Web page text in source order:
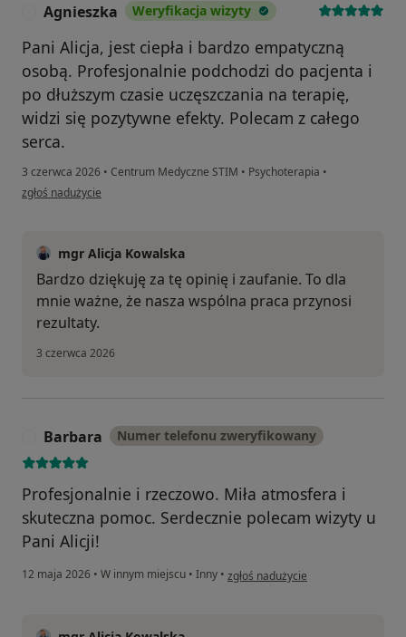
Agnieszka Weryfikacja wizyty
Pani Alicja, jest ciepła i bardzo empatyczną
osobą. Profesjonalnie podchodzi do pacjenta i
po dłuższym czasie uczęszczania na terapię,
widzi się pozytywne efekty. Polecam z całego
serca.
3 czerwca 2026 • Centrum Medyczne STIM • Psychoterapia •
w opinii użytkownika Agnieszka
zgłoś nadużycie
mgr Alicja Kowalska
Bardzo dziękuję za tę opinię i zaufanie. To dla
mnie ważne, że nasza wspólna praca przynosi
rezultaty.
3 czerwca 2026
Barbara Numer telefonu zweryfikowany
Profesjonalnie i rzeczowo. Miła atmosfera i
skuteczna pomoc. Serdecznie polecam wizyty u
Pani Alicji!
12 maja 2026 • W innym miejscu • Inny • w opinii użytkownika Barbara
zgłoś nadużycie